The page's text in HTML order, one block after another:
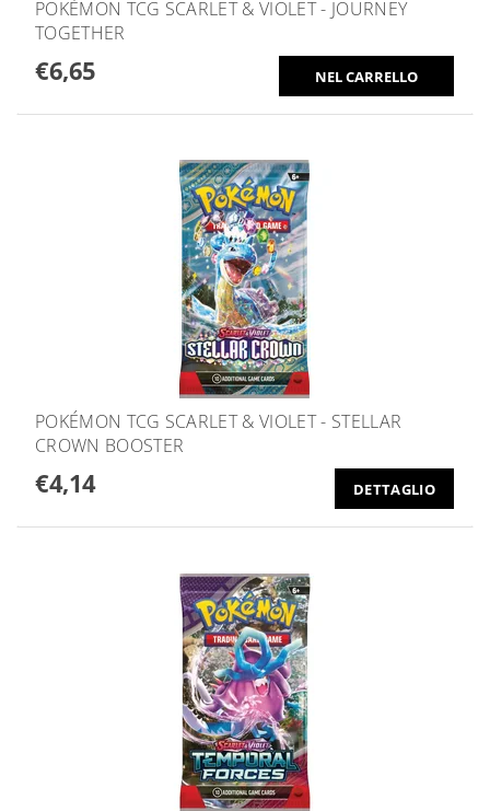
POKÉMON TCG SCARLET & VIOLET - JOURNEY
TOGETHER
€6,65
POKÉMON TCG SCARLET & VIOLET - STELLAR
CROWN BOOSTER
€4,14 DETTAGLIO